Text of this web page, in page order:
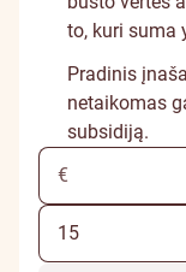
to, kuri suma
Pradinis
netaikomas
subsidiją.